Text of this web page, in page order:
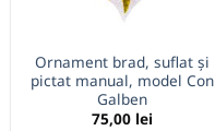
Ornament brad, suflat și
pictat manual, model Con
Galben
75,00 lei